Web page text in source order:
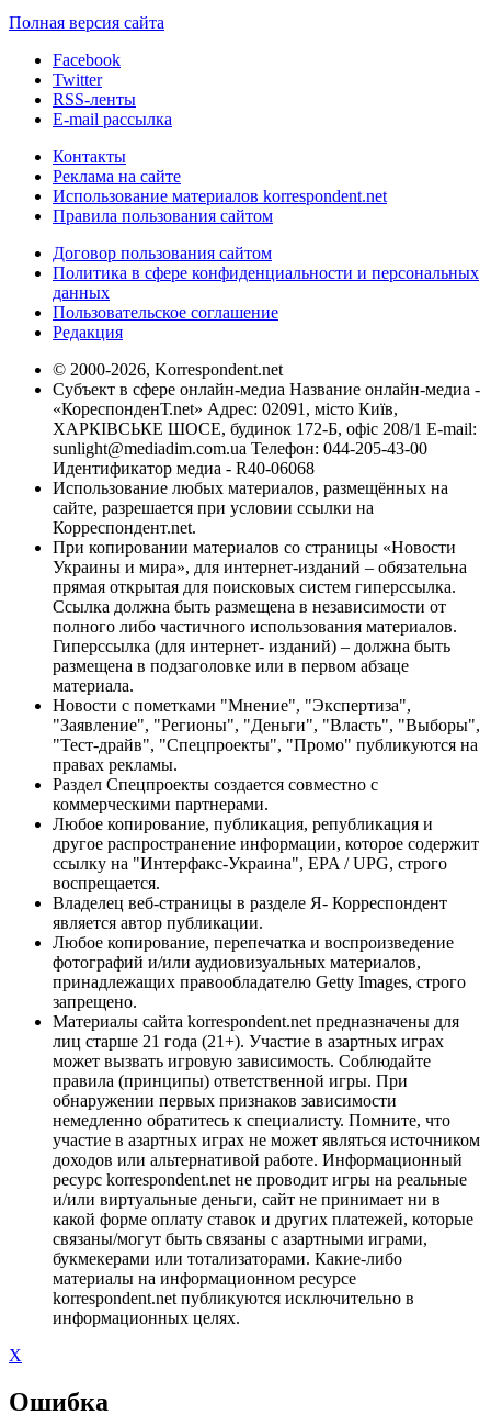
Полная версия сайта
Facebook
Twitter
RSS-ленты
E-mail рассылка
Контакты
Реклама на сайте
Использование материалов korrespondent.net
Правила пользования сайтом
Договор пользования сайтом
Политика в сфере конфиденциальности и персональных
данных
Пользовательское соглашение
Редакция
© 2000-2026, Korrespondent.net
Субъект в сфере онлайн-медиа Название онлайн-медиа -
«КореспонденТ.net» Адрес: 02091, місто Київ,
ХАРКІВСЬКЕ ШОСЕ, будинок 172-Б, офіс 208/1 E-mail:
sunlight@mediadim.com.ua Телефон: 044-205-43-00
Идентификатор медиа - R40-06068
Использование любых материалов, размещённых на
сайте, разрешается при условии ссылки на
Корреспондент.net.
При копировании материалов со страницы «Новости
Украины и мира», для интернет-изданий – обязательна
прямая открытая для поисковых систем гиперссылка.
Ссылка должна быть размещена в независимости от
полного либо частичного использования материалов.
Гиперссылка (для интернет- изданий) – должна быть
размещена в подзаголовке или в первом абзаце
материала.
Новости с пометками "Мнение", "Экспертиза",
"Заявление", "Регионы", "Деньги", "Власть", "Выборы",
"Тест-драйв", "Спецпроекты", "Промо" публикуются на
правах рекламы.
Раздел Спецпроекты создается совместно с
коммерческими партнерами.
Любое копирование, публикация, републикация и
другое распространение информации, которое содержит
ссылку на "Интерфакс-Украина", EPA / UPG, строго
воспрещается.
Владелец веб-страницы в разделе Я- Корреспондент
является автор публикации.
Любое копирование, перепечатка и воспроизведение
фотографий и/или аудиовизуальных материалов,
принадлежащих правообладателю Getty Images, строго
запрещено.
Материалы сайта korrespondent.net предназначены для
лиц старше 21 года (21+). Участие в азартных играх
может вызвать игровую зависимость. Соблюдайте
правила (принципы) ответственной игры. При
обнаружении первых признаков зависимости
немедленно обратитесь к специалисту. Помните, что
участие в азартных играх не может являться источником
доходов или альтернативой работе. Информационный
ресурс korrespondent.net не проводит игры на реальные
и/или виртуальные деньги, сайт не принимает ни в
какой форме оплату ставок и других платежей, которые
связаны/могут быть связаны с азартными играми,
букмекерами или тотализаторами. Какие-либо
материалы на информационном ресурсе
korrespondent.net публикуются исключительно в
информационных целях.
X
Ошибка